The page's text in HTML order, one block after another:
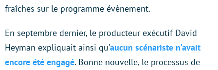
fraîches sur le programme évènement.
En septembre dernier, le producteur exécutif David
Heyman expliquait ainsi qu’aucun scénariste n’avait
encore été engagé. Bonne nouvelle, le processus de